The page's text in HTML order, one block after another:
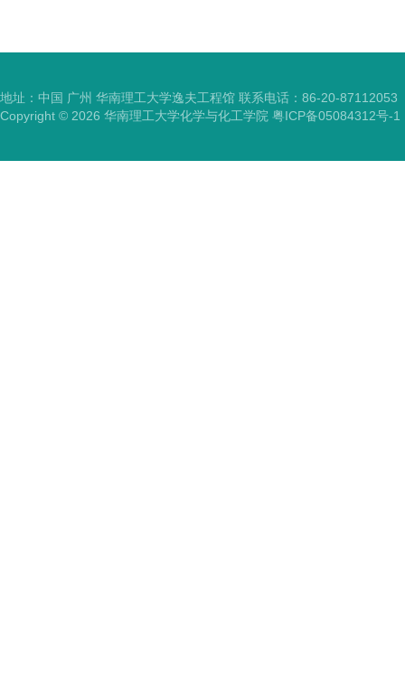
地址：中国 广州 华南理工大学逸夫工程馆 联系电话：86-20-87112053
Copyright © 2026 华南理工大学化学与化工学院 粤ICP备05084312号-1